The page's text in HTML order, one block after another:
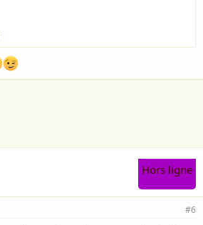
Hors ligne
#6